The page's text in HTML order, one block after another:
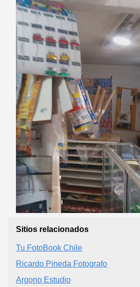
Sitios relacionados
Tu FotoBook Chile
Ricardo Pineda Fotografo
Argono Estudio